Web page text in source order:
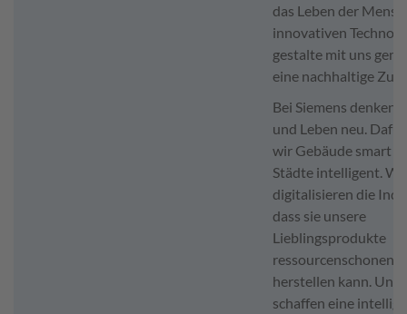
das Leben der
innovativen
gestalte mit uns
eine nachhaltige
Bei Siemens denken
und Leben neu.
wir Gebäude smart
Städte intelligent.
digitalisieren die
dass sie unsere
Lieblingsprodukte
herstellen kann. Und
schaffen eine